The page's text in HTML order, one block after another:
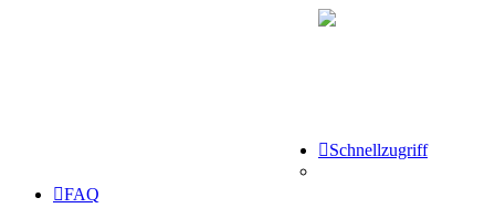
Schnellzugriff
FAQ